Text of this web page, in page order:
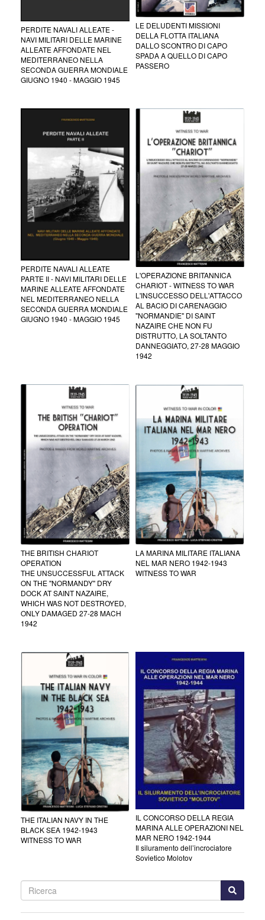
PERDITE NAVALI ALLEATE -
NAVI MILITARI DELLE MARINE
ALLEATE AFFONDATE NEL
MEDITERRANEO NELLA
SECONDA GUERRA MONDIALE
GIUGNO 1940 - MAGGIO 1945
LE DELUDENTI MISSIONI
DELLA FLOTTA ITALIANA
DALLO SCONTRO DI CAPO
SPADA A QUELLO DI CAPO
PASSERO
PERDITE NAVALI ALLEATE
PARTE II - NAVI MILITARI DELLE
MARINE ALLEATE AFFONDATE
NEL MEDITERRANEO NELLA
SECONDA GUERRA MONDIALE
GIUGNO 1940 - MAGGIO 1945
L'OPERAZIONE BRITANNICA
CHARIOT - WITNESS TO WAR
L'INSUCCESSO DELL'ATTACCO
AL BACIO DI CARENAGGIO
"NORMANDIE" DI SAINT
NAZAIRE CHE NON FU
DISTRUTTO, LA SOLTANTO
DANNEGGIATO, 27-28 MAGGIO
1942
THE BRITISH CHARIOT
OPERATION
THE UNSUCCESSFUL ATTACK
ON THE "NORMANDY" DRY
DOCK AT SAINT NAZAIRE,
WHICH WAS NOT DESTROYED,
ONLY DAMAGED 27-28 MACH
1942
LA MARINA MILITARE ITALIANA
NEL MAR NERO 1942-1943
WITNESS TO WAR
THE ITALIAN NAVY IN THE
BLACK SEA 1942-1943
WITNESS TO WAR
IL CONCORSO DELLA REGIA
MARINA ALLE OPERAZIONI NEL
MAR NERO 1942-1944
Il siluramento dell’incrociatore
Sovietico Molotov